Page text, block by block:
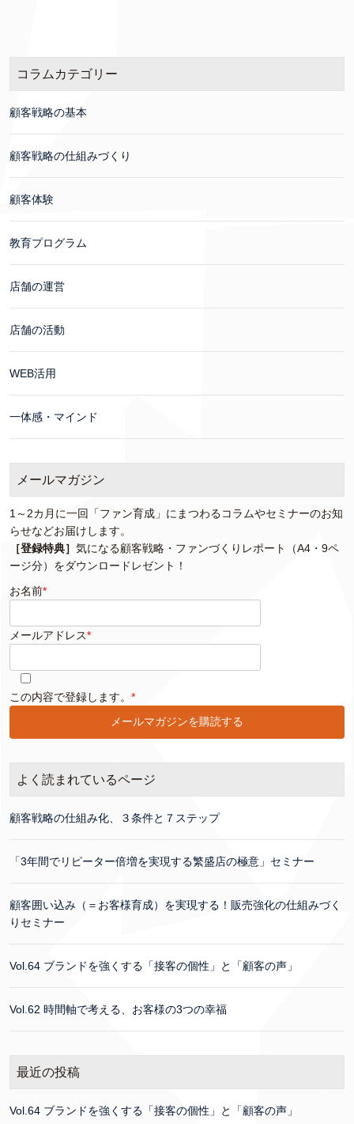
コラムカテゴリー
顧客戦略の基本
顧客戦略の仕組みづくり
顧客体験
教育プログラム
店舗の運営
店舗の活動
WEB活用
一体感・マインド
メールマガジン
1～2カ月に一回「ファン育成」にまつわるコラムやセミナーのお知
らせなどお届けします。
［登録特典］ 気になる顧客戦略・ファンづくりレポート（A4・9ペ
ージ分）をダウンロードレゼント！
お名前*
メールアドレス*
このフィールドは空のままにしてください。
この内容で登録します。 *
よく読まれているページ
顧客戦略の仕組み化、３条件と７ステップ
「3年間でリピーター倍増を実現する繁盛店の極意」セミナー
顧客囲い込み（＝お客様育成）を実現する！販売強化の仕組みづく
りセミナー
Vol.64 ブランドを強くする「接客の個性」と「顧客の声」
Vol.62 時間軸で考える、お客様の3つの幸福
最近の投稿
Vol.64 ブランドを強くする「接客の個性」と「顧客の声」